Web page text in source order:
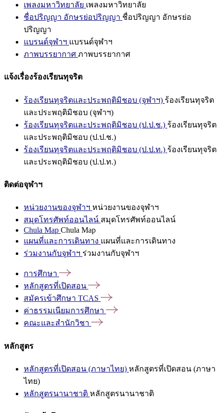
เพลงมหาวิทยาลัย เพลงมหาวิทยาลัย
ชื่อปริญญา อักษรย่อปริญญา ชื่อปริญญา อักษรย่อ
ปริญญา
แบรนด์จุฬาฯ แบรนด์จุฬาฯ
ภาพบรรยากาศ ภาพบรรยากาศ
แจ้งเรื่องร้องเรียนทุจริต
ร้องเรียนทุจริตและประพฤติมิชอบ (จุฬาฯ) ร้องเรียนทุจริต
และประพฤติมิชอบ (จุฬาฯ)
ร้องเรียนทุจริตและประพฤติมิชอบ (ป.ป.ช.) ร้องเรียนทุจริต
และประพฤติมิชอบ (ป.ป.ช.)
ร้องเรียนทุจริตและประพฤติมิชอบ (ป.ป.ท.) ร้องเรียนทุจริต
และประพฤติมิชอบ (ป.ป.ท.)
ติดต่อจุฬาฯ
หน่วยงานของจุฬาฯ หน่วยงานของจุฬาฯ
สมุดโทรศัพท์ออนไลน์ สมุดโทรศัพท์ออนไลน์
Chula Map Chula Map
แผนที่และการเดินทาง แผนที่และการเดินทาง
ร่วมงานกับจุฬาฯ ร่วมงานกับจุฬาฯ
การศึกษา
หลักสูตรที่เปิดสอน
สมัครเข้าศึกษา TCAS
ค่าธรรมเนียมการศึกษา
คณะและสำนักวิชา
หลักสูตร
หลักสูตรที่เปิดสอน (ภาษาไทย) หลักสูตรที่เปิดสอน (ภาษา
ไทย)
หลักสูตรนานาชาติ หลักสูตรนานาชาติ